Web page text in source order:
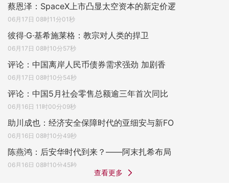
蔡恩泽：SpaceX上市凸显太空资本的新定价逻
06月17日 08时11分01秒
彼得·G·基希施莱格：教宗对人类的捍卫
06月17日 08时10分57秒
评论：中国离岸人民币债券需求强劲 加剧香
06月17日 08时10分54秒
评论：中国5月社会零售总额逾三年首次同比
06月16日 11时00分09秒
助川成也：经济安全保障时代的亚细安与新FO
06月16日 08时10分49秒
陈燕鸿：后安华时代到来？——阿末扎希布局
06月16日 08时10分45秒
查看更多